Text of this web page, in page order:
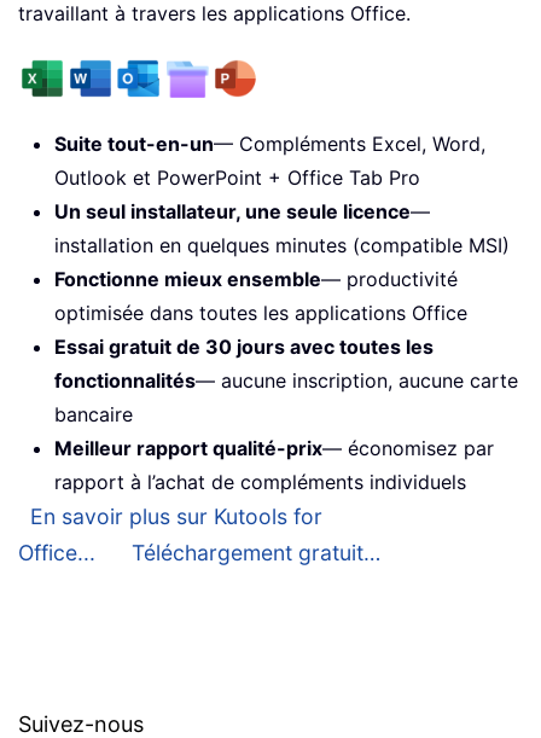
travaillant à travers les applications Office.
Suite tout-en-un— Compléments Excel, Word,
Outlook et PowerPoint + Office Tab Pro
Un seul installateur, une seule licence—
installation en quelques minutes (compatible MSI)
Fonctionne mieux ensemble— productivité
optimisée dans toutes les applications Office
Essai gratuit de 30 jours avec toutes les
fonctionnalités— aucune inscription, aucune carte
bancaire
Meilleur rapport qualité-prix— économisez par
rapport à l’achat de compléments individuels
En savoir plus sur Kutools for
Office...
Téléchargement gratuit…
Suivez-nous